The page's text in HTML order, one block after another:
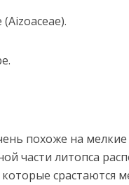
похоже на
части литопса
срастаются